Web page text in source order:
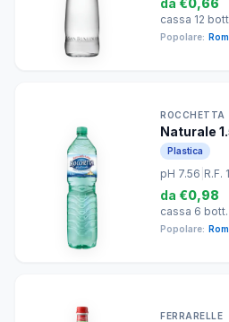
da €0,66
cassa 12
Popolare:
ROCCHETTA
Naturale
Plastica
pH 7.56 R.F.
da €0,98
cassa 6 bott.
Popolare:
FERRARELLE